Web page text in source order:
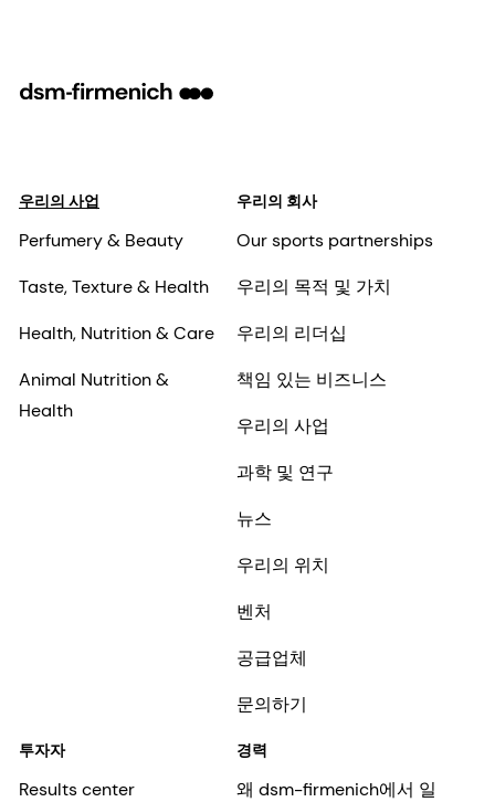
우리의 사업
Perfumery & Beauty
Taste, Texture & Health
Health, Nutrition & Care
Animal Nutrition &
Health
우리의 회사
Our sports partnerships
우리의 목적 및 가치
우리의 리더십
책임 있는 비즈니스
우리의 사업
과학 및 연구
뉴스
우리의 위치
벤처
공급업체
문의하기
투자자
Results center
경력
왜 dsm-firmenich에서 일